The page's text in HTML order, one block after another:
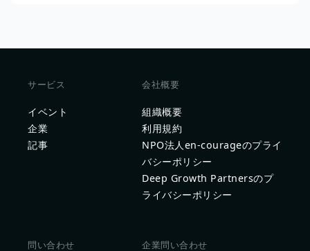
サービス
イベント
企業
記事
会社概要
組織概要
利用規約
NPO法人en-courageのプライ
バシーポリシー
Deep Growth Partnersのプ
ライバシーポリシー
問い合わせ 企業問い合わせ